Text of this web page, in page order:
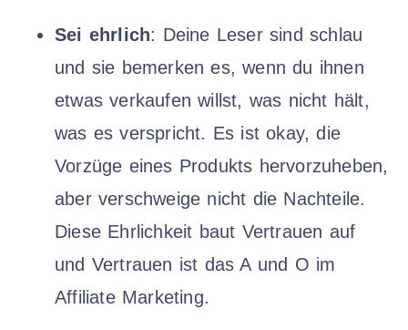
Sei ehrlich: Deine Leser sind schlau
und sie bemerken es, wenn du ihnen
etwas verkaufen willst, was nicht hält,
was es verspricht. Es ist okay, die
Vorzüge eines Produkts hervorzuheben,
aber verschweige nicht die Nachteile.
Diese Ehrlichkeit baut Vertrauen auf
und Vertrauen ist das A und O im
Affiliate Marketing.